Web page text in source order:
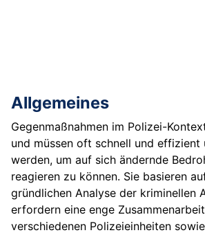
Allgemeines
Gegenmaßnahmen im Polizei-
und müssen oft schnell und effizient
werden, um auf sich ändernde
reagieren zu können. Sie basieren
gründlichen Analyse der kriminellen
erfordern eine enge
verschiedenen Polizeieinheiten